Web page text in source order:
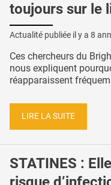
toujours sur le
Actualité publiée il y a 8
Ces chercheurs du
nous expliquent
réapparaissent
LIRE LA SUITE
STATINES :